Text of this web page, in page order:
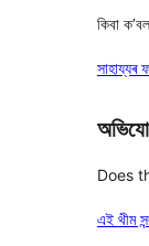
কিবা
সাহায্যৰ
Does
এই থীম